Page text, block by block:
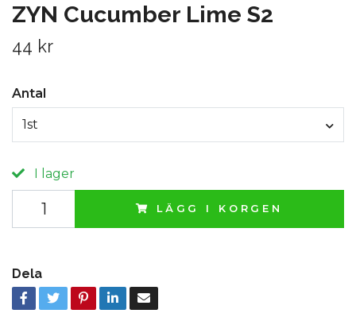
ZYN Cucumber Lime S2
44 kr
Antal
1st
I lager
LÄGG I KORGEN
Dela